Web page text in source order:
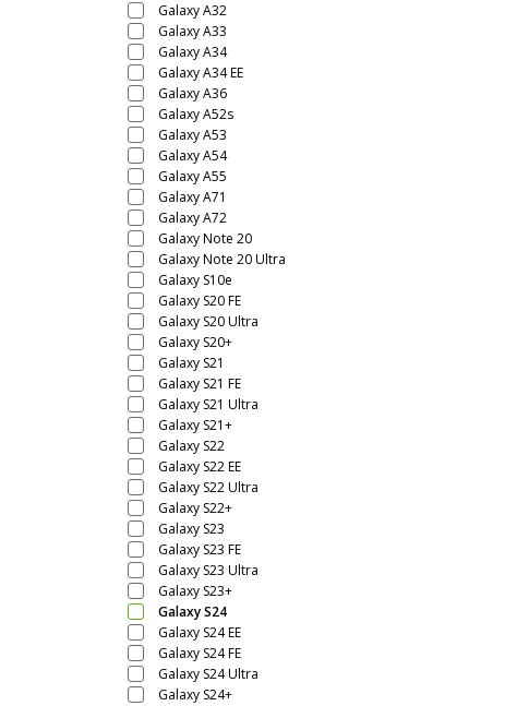
Galaxy A32
Galaxy A33
Galaxy A34
Galaxy A34 EE
Galaxy A36
Galaxy A52s
Galaxy A53
Galaxy A54
Galaxy A55
Galaxy A71
Galaxy A72
Galaxy Note 20
Galaxy Note 20 Ultra
Galaxy S10e
Galaxy S20 FE
Galaxy S20 Ultra
Galaxy S20+
Galaxy S21
Galaxy S21 FE
Galaxy S21 Ultra
Galaxy S21+
Galaxy S22
Galaxy S22 EE
Galaxy S22 Ultra
Galaxy S22+
Galaxy S23
Galaxy S23 FE
Galaxy S23 Ultra
Galaxy S23+
Galaxy S24
Galaxy S24 EE
Galaxy S24 FE
Galaxy S24 Ultra
Galaxy S24+